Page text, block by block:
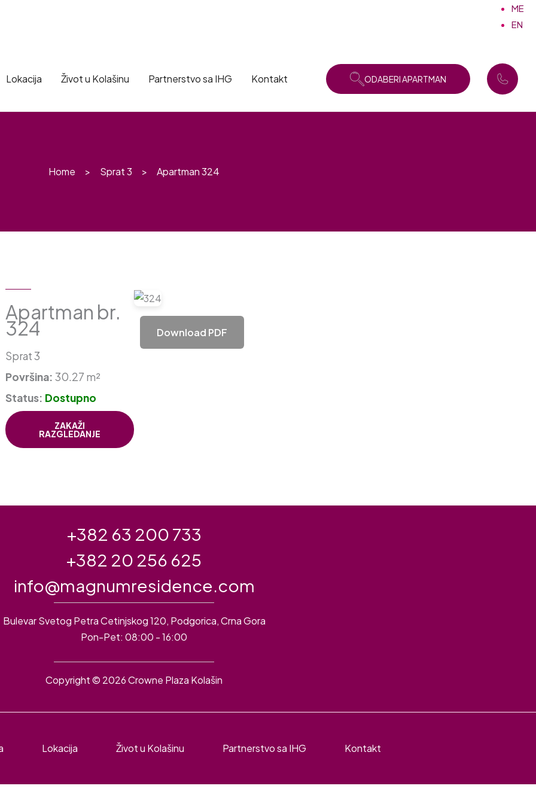
ME
EN
Lokacija Život u Kolašinu Partnerstvo sa IHG Kontakt ODABERI APARTMAN
Home Sprat 3 Apartman 324
Apartman br.
324
Sprat 3
Površina: 30.27 m²
Status: Dostupno
ZAKAŽI
RAZGLEDANJE
Download PDF
+382 63 200 733
+382 20 256 625
info@magnumresidence.com
Bulevar Svetog Petra Cetinjskog 120, Podgorica, Crna Gora
Pon-Pet: 08:00 - 16:00
Copyright © 2026 Crowne Plaza Kolašin
Lokacija Život u Kolašinu Partnerstvo sa IHG Kontakt